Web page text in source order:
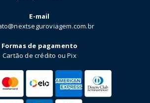
E-mail
Formas de pagamento
Cartão de crédito ou Pix